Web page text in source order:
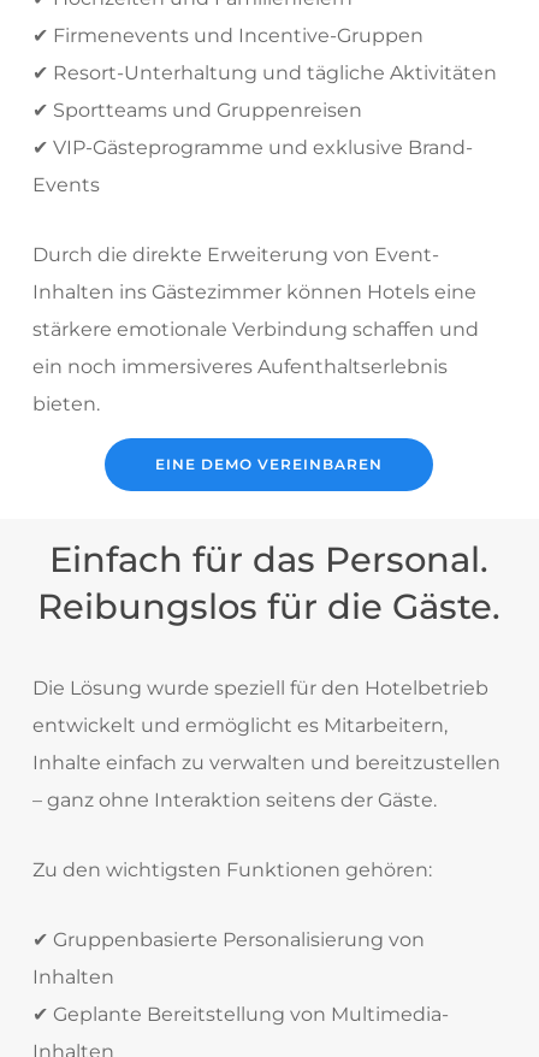
✔ Firmenevents und Incentive-Gruppen
✔ Resort-Unterhaltung und tägliche Aktivitäten
✔ Sportteams und Gruppenreisen
✔ VIP-Gästeprogramme und exklusive Brand-
Events
Durch die direkte Erweiterung von Event-
Inhalten ins Gästezimmer können Hotels eine
stärkere emotionale Verbindung schaffen und
ein noch immersiveres Aufenthaltserlebnis
bieten.
EINE DEMO VEREINBAREN
Einfach für das Personal.
Reibungslos für die Gäste.
Die Lösung wurde speziell für den Hotelbetrieb
entwickelt und ermöglicht es Mitarbeitern,
Inhalte einfach zu verwalten und bereitzustellen
– ganz ohne Interaktion seitens der Gäste.
Zu den wichtigsten Funktionen gehören:
✔ Gruppenbasierte Personalisierung von
Inhalten
✔ Geplante Bereitstellung von Multimedia-
Inhalten